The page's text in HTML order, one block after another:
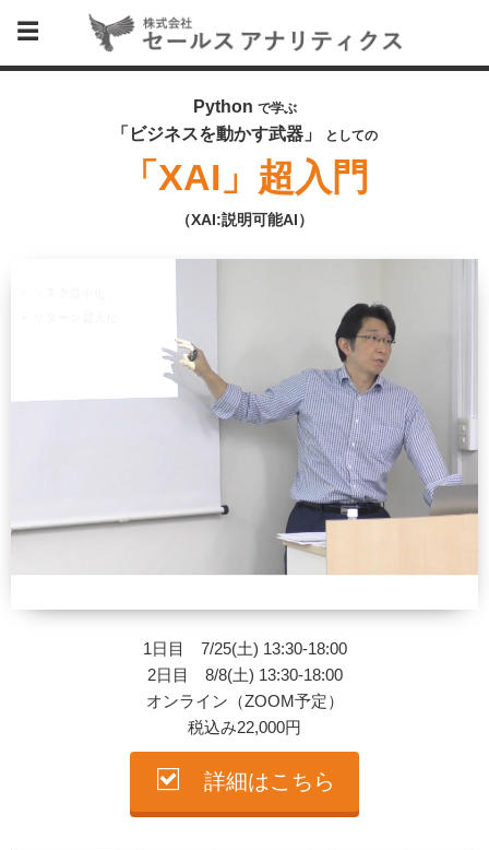
Python で学ぶ
「ビジネスを動かす武器」 としての
「XAI」超入門
（XAI:説明可能AI）
1日目 7/25(土) 13:30-18:00
2日目 8/8(土) 13:30-18:00
オンライン（ZOOM予定）
税込み22,000円
詳細はこちら